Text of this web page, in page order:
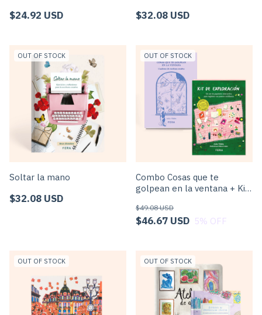
$24.92 USD $32.08 USD
OUT OF STOCK
Soltar la mano
$32.08 USD
OUT OF STOCK
Combo Cosas que te
golpean en la ventana + Kit
$46.67 USD
$49.08 USD
5% OFF
OUT OF STOCK OUT OF STOCK